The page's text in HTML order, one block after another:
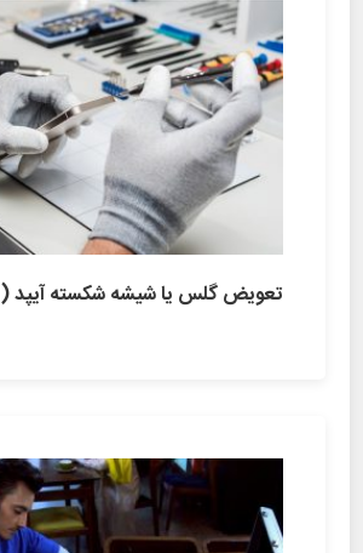
تعویض گلس یا شیشه شکسته آیپد (Mini (2019